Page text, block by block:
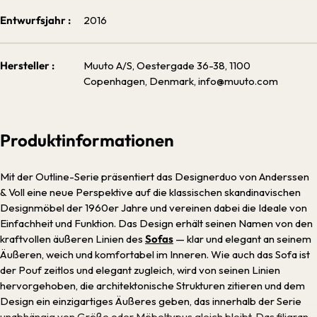
Entwurfsjahr : 2016
Hersteller :
Muuto A/S, Oestergade 36-38, 1100
Copenhagen, Denmark, info@muuto.com
Produktinformationen
Mit der Outline-Serie präsentiert das Designerduo von Anderssen
& Voll eine neue Perspektive auf die klassischen skandinavischen
Designmöbel der 1960er Jahre und vereinen dabei die Ideale von
Einfachheit und Funktion. Das Design erhält seinen Namen von den
kraftvollen äußeren Linien des Sofas — klar und elegant an seinem
Äußeren, weich und komfortabel im Inneren. Wie auch das Sofa ist
der Pouf zeitlos und elegant zugleich, wird von seinen Linien
hervorgehoben, die architektonische Strukturen zitieren und dem
Design ein einzigartiges Äußeres geben, das innerhalb der Serie